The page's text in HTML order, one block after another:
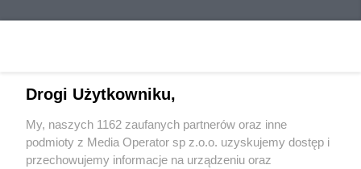
Wydawca mediówlokalnych
Drogi Użytkowniku,
My, naszych 1162 zaufanych partnerów oraz inne
podmioty z Media Operator sp z.o.o. uzyskujemy dostęp i
przechowujemy informacje na urządzeniu oraz